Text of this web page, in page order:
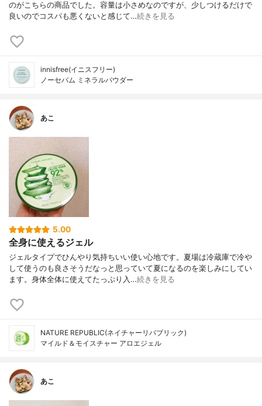
のがこちらの商品でした。容量は小さめなのですが、少しつけるだけで
良いのでコスパも悪くないと感じて…続きを見る
innisfree(イニスフリー)
ノーセバム ミネラルパウダー
あこ
5.00
全身に使えるジェル
ジェルタイプでひんやり気持ちいい使い心地です。夏場は冷蔵庫で冷や
して使うのも良さそうだなっと思っていて夏になるのを楽しみにしてい
ます。身体全体に使えてたっぷり入…続きを見る
NATURE REPUBLIC(ネイチャーリパブリック)
マイルド＆モイスチャー アロエジェル
あこ